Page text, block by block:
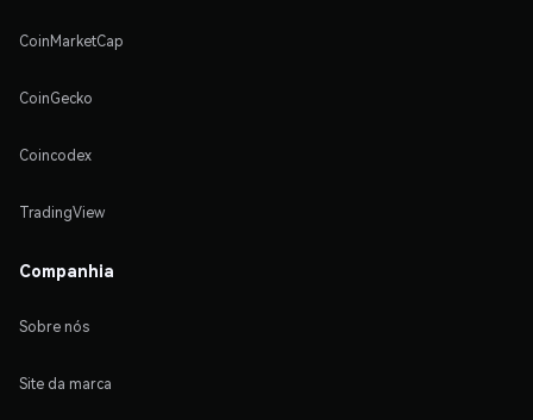
CoinMarketCap
CoinGecko
Coincodex
TradingView
Companhia
Sobre nós
Site da marca